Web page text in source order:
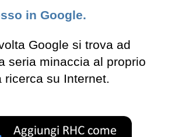
in Google.
Google si trova ad
seria minaccia al proprio
ricerca su Internet.